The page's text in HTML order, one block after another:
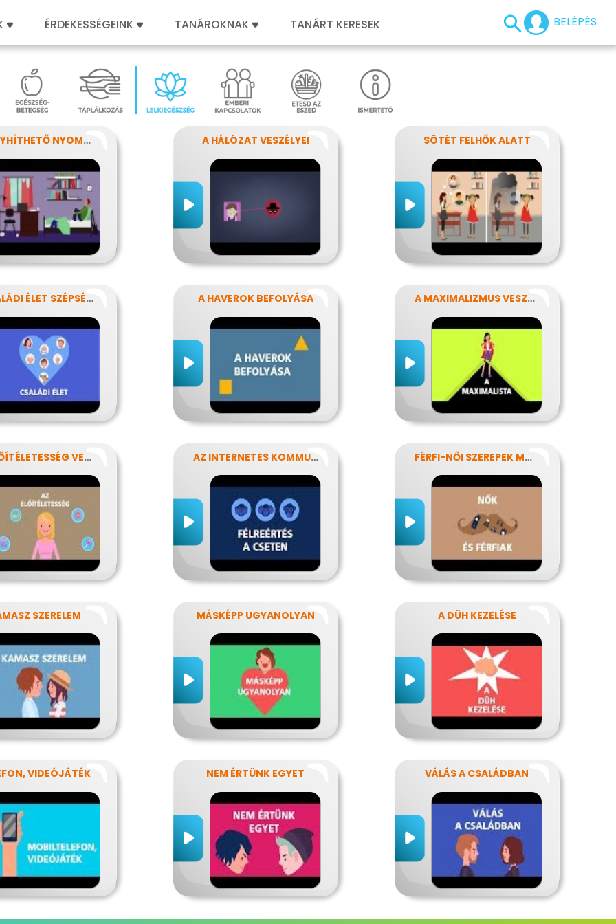
BELÉPÉS
ÉRDEKESSÉGEINK TANÁROKNAK TANÁRT KERESEK
AZ ENYHÍTHETŐ NYOMÁS - STRESSZ A HÁLÓZAT VESZÉLYEI SÖTÉT FELHŐK ALATT
A CSALÁDI ÉLET SZÉPSÉGEI ÉS NEHÉZSÉGEI A HAVEROK BEFOLYÁSA A MAXIMALIZMUS VESZÉLYEI
AZ ELŐÍTÉLETESSÉG VESZÉLYEI AZ INTERNETES KOMMUNIKÁCIÓ NÉHÁNY SAJÁTOSSÁGA FÉRFI-NŐI SZEREPEK MODERN SZEMMEL
SZERELEM MÁSKÉPP UGYANOLYAN A DÜH KEZELÉSE
VIDEÓJÁTÉK NEM ÉRTÜNK EGYET VÁLÁS A CSALÁDBAN